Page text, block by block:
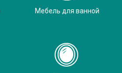
Мебель для ванной